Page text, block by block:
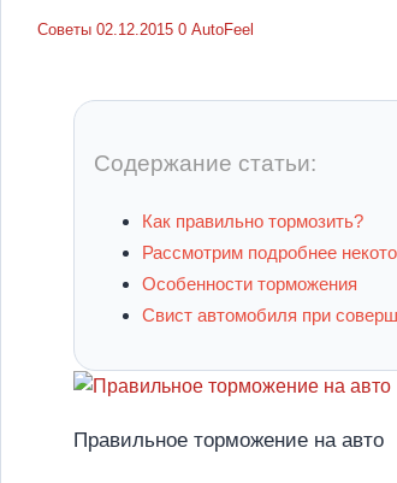
Советы 02.12.2015 0 AutoFeel
Содержание статьи:
Как правильно тормозить?
Рассмотрим подробнее
Особенности торможения
Свист автомобиля при
Правильное торможение на авто